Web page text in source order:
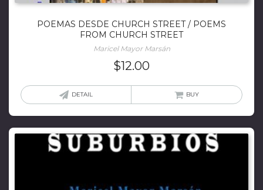
POEMAS DESDE CHURCH STREET / POEMS
FROM CHURCH STREET
Maricel Mayor Marsán
$12.00
DETAIL BUY